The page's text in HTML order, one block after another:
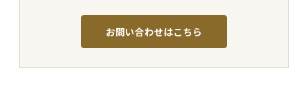
お問い合わせはこちら